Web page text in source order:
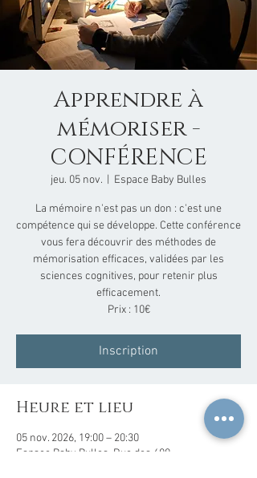
Apprendre à
mémoriser -
CONFÉRENCE
jeu. 05 nov. Espace Baby Bulles
La mémoire n'est pas un don : c'est une
compétence qui se développe. Cette conférence
vous fera découvrir des méthodes de
mémorisation efficaces, validées par les
sciences cognitives, pour retenir plus
efficacement.
Prix : 10€
Inscription
Heure et lieu
05 nov. 2026, 19:00 – 20:30
Espace Baby Bulles, Rue des 600